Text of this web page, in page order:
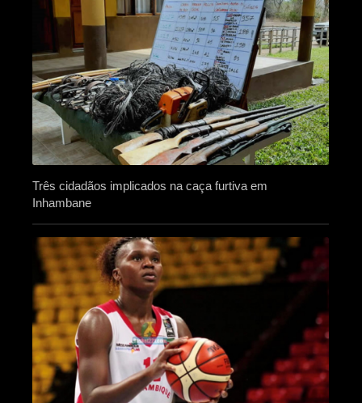
Três cidadãos implicados na caça furtiva em
Inhambane